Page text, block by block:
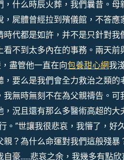
什么時辰火葬，我們曩昔。母
屍體曾經拉到殯儀館，不答應
代都是如許，并不是只針對我
不到太多內在的事務。兩天前
盡管他一直在向包養甜心網我
要么是我們會全力救治之類的
無時無刻不在為父親禱告。可
況且還有那么多醫術高超的大
”世讓我很悲哀，我懵了，好
？為什么命運對我們這般殘暴
豪……悲哀之余，我幾多有點